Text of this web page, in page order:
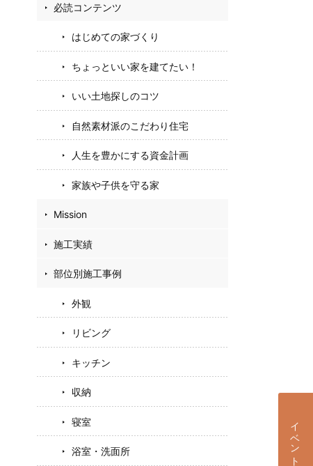
必読コンテンツ
はじめての家づくり
ちょっといい家を建てたい！
いい土地探しのコツ
自然素材派のこだわり住宅
人生を豊かにする資金計画
家族や子供を守る家
Mission
施工実績
部位別施工事例
外観
リビング
キッチン
収納
寝室
浴室・洗面所 イベント予約